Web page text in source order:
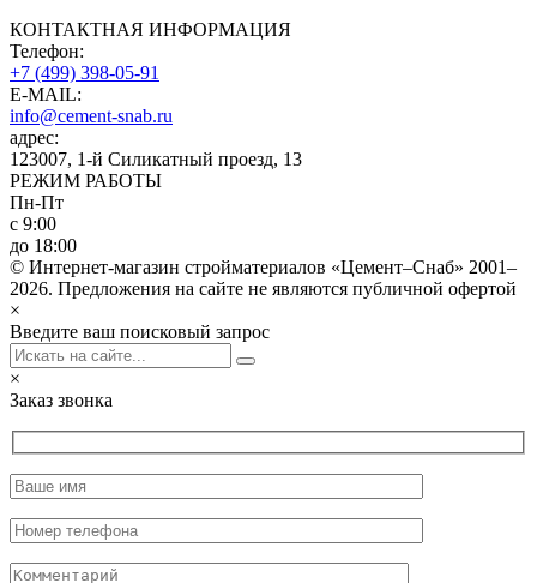
КОНТАКТНАЯ ИНФОРМАЦИЯ
Телефон:
+7 (499) 398-05-91
E-MAIL:
info@cement-snab.ru
адрес:
123007, 1-й Силикатный проезд, 13
РЕЖИМ РАБОТЫ
Пн-Пт
с 9:00
до 18:00
© Интернет-магазин стройматериалов «Цемент–Снаб» 2001–
2026. Предложения на сайте не являются публичной офертой
×
Введите ваш поисковый запрос
×
Заказ звонка